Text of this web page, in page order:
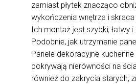
zamiast płytek znacząco
wykończenia wnętrza i
Ich montaż jest szybki, łatwy
Podobnie, jak utrzymanie
Panele dekoracyjne
pokrywają nierówności na
również do zakrycia starych,